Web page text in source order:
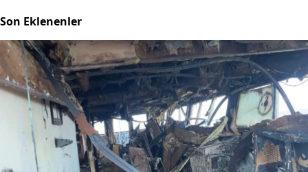
Son Eklenenler